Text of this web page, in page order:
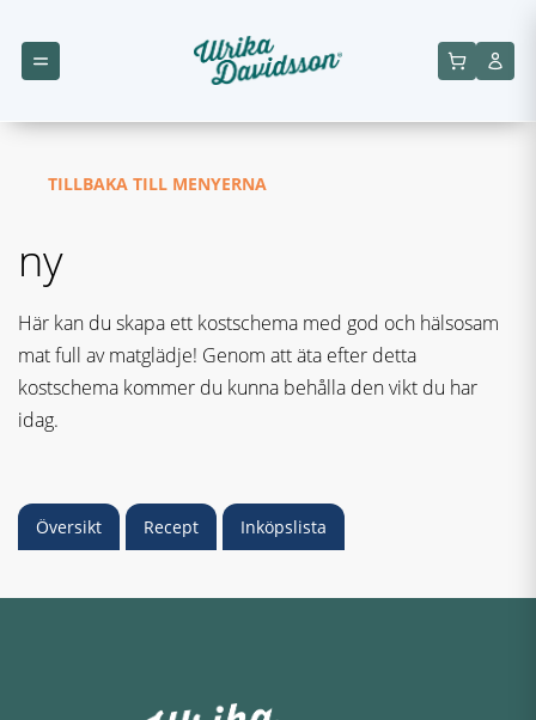
TILLBAKA TILL MENYERNA
ny
Här kan du skapa ett kostschema med god och hälsosam
mat full av matglädje! Genom att äta efter detta
kostschema kommer du kunna behålla den vikt du har
idag.
Översikt Recept Inköpslista